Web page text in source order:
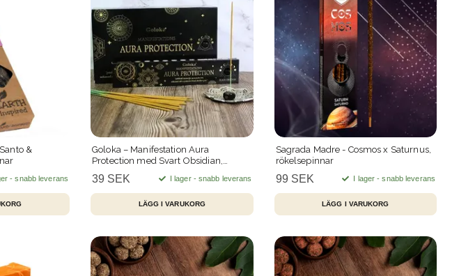
&
- snabb leverans
Goloka – Manifestation Aura
Protection med Svart Obsidian,
39 SEK I lager - snabb leverans
Sagrada Madre - Cosmos x Saturnus,
rökelsepinnar
99 SEK I lager - snabb leverans